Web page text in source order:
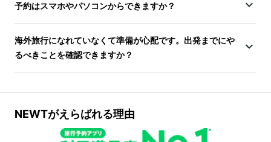
予約はスマホやパソコンからできますか？
海外旅行になれていなくて準備が心配です。出発までにや
るべきことを確認できますか？
NEWTがえらばれる理由